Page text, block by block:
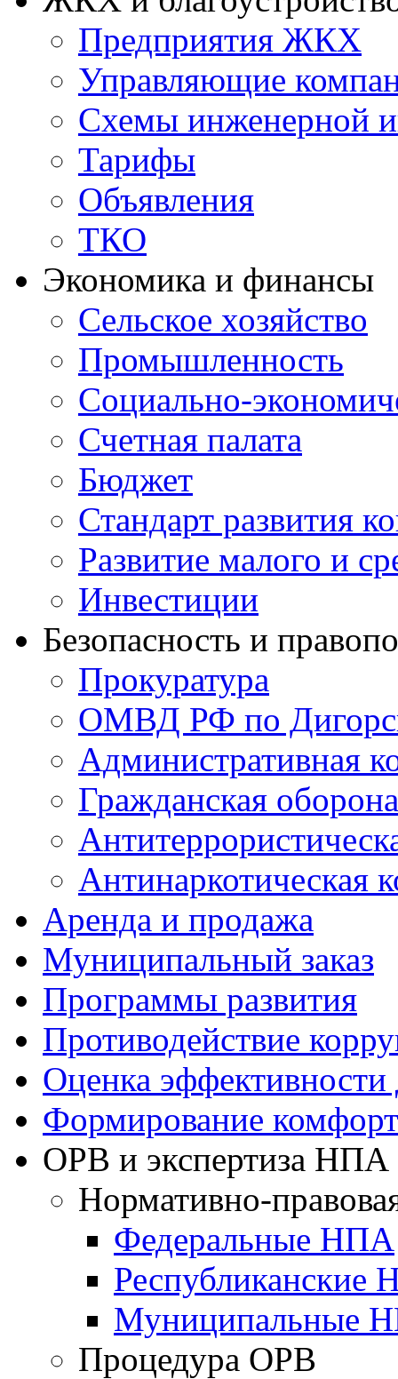
Предприятия ЖКХ
Управляющие
Схемы инженерной
Тарифы
Объявления
ТКО
Экономика и финансы
Сельское хозяйство
Промышленность
Социально-
Счетная палата
Бюджет
Стандарт развития
Развитие малого и
Инвестиции
Безопасность и
Прокуратура
ОМВД РФ по
Административная
Гражданская оборона
Антинаркотическая
Аренда и продажа
Муниципальный заказ
Программы развития
Противодействие
Оценка
Формирование
ОРВ и экспертиза НПА
Нормативно-
Федеральные НПА
Республиканские
Муниципальные
Процедура ОРВ